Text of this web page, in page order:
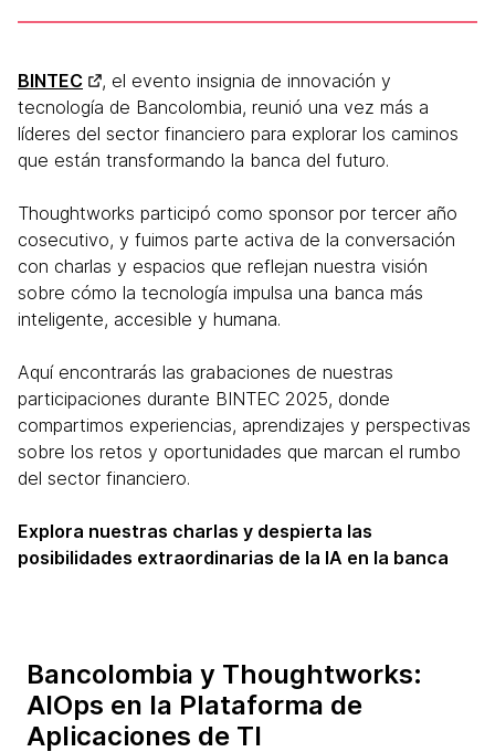
BINTEC
, el evento insignia de innovación y
tecnología de Bancolombia, reunió una vez más a
líderes del sector financiero para explorar los caminos
que están transformando la banca del futuro.
Thoughtworks participó como sponsor por tercer año
cosecutivo, y fuimos parte activa de la conversación
con charlas y espacios que reflejan nuestra visión
sobre cómo la tecnología impulsa una banca más
inteligente, accesible y humana.
Aquí encontrarás las grabaciones de nuestras
participaciones durante BINTEC 2025, donde
compartimos experiencias, aprendizajes y perspectivas
sobre los retos y oportunidades que marcan el rumbo
del sector financiero.
Explora nuestras charlas y despierta las
posibilidades extraordinarias de la IA en la banca
Bancolombia y Thoughtworks:
AIOps en la Plataforma de
Aplicaciones de TI